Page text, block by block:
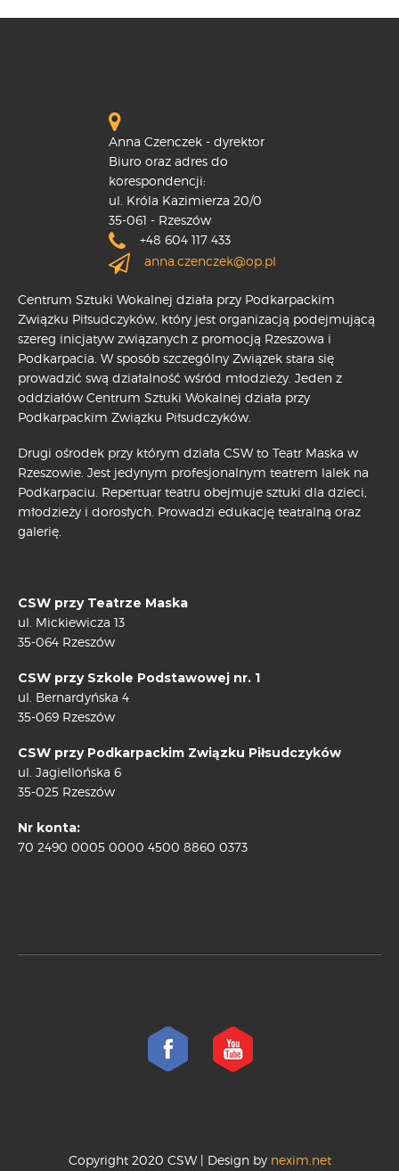
Anna Czenczek - dyrektor
Biuro oraz adres do
korespondencji:
ul. Króla Kazimierza 20/0
35-061 - Rzeszów
+48 604 117 433
anna.czenczek@op.pl
Centrum Sztuki Wokalnej działa przy Podkarpackim
Związku Piłsudczyków, który jest organizacją podejmującą
szereg inicjatyw związanych z promocją Rzeszowa i
Podkarpacia. W sposób szczególny Związek stara się
prowadzić swą działalność wśród młodzieży. Jeden z
oddziałów Centrum Sztuki Wokalnej działa przy
Podkarpackim Związku Piłsudczyków.
Drugi ośrodek przy którym działa CSW to Teatr Maska w
Rzeszowie. Jest jedynym profesjonalnym teatrem lalek na
Podkarpaciu. Repertuar teatru obejmuje sztuki dla dzieci,
młodzieży i dorosłych. Prowadzi edukację teatralną oraz
galerię.
CSW przy Teatrze Maska
ul. Mickiewicza 13
35-064 Rzeszów
CSW przy Szkole Podstawowej nr. 1
ul. Bernardyńska 4
35-069 Rzeszów
CSW przy Podkarpackim Związku Piłsudczyków
ul. Jagiellońska 6
35-025 Rzeszów
Nr konta:
70 2490 0005 0000 4500 8860 0373
Copyright 2020 CSW | Design bynexim.net